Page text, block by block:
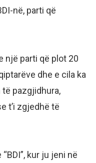
në, parti që
një parti që plot 20
dhe e cila ka
pazgjidhura,
t’i zgjedhë të
kur ju jeni në